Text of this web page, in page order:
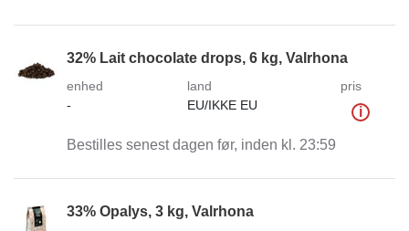
32% Lait chocolate drops, 6 kg, Valrhona
enhed
-
land
EU/IKKE EU
pris
i
Bestilles senest dagen før, inden kl. 23:59
33% Opalys, 3 kg, Valrhona